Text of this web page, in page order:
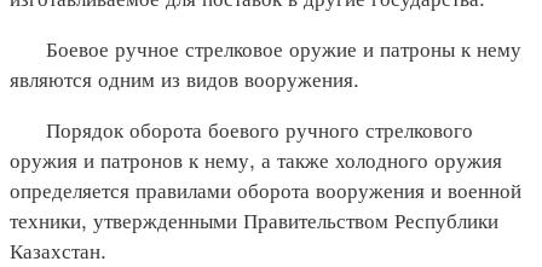
Боевое ручное стрелковое оружие и патроны к нему
являются одним из видов вооружения.
Порядок оборота боевого ручного стрелкового
оружия и патронов к нему, а также холодного оружия
определяется правилами оборота вооружения и военной
техники, утвержденными Правительством Республики
Казахстан.